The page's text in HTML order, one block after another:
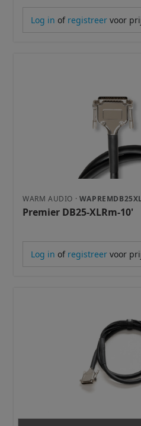
Log in of registreervoor
WARM AUDIO ·
Premier DB25-XLRm-10'
Log in of registreervoor